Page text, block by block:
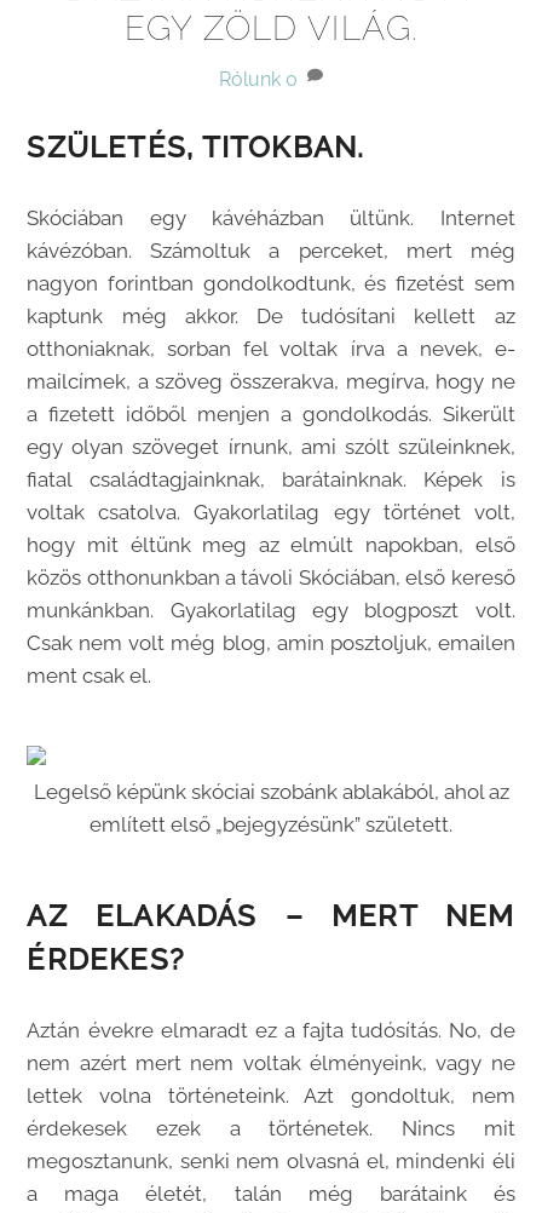
EGY ZÖLD VILÁG.
Rólunk 0
SZÜLETÉS, TITOKBAN.
Skóciában egy kávéházban ültünk. Internet
kávézóban. Számoltuk a perceket, mert még
nagyon forintban gondolkodtunk, és fizetést sem
kaptunk még akkor. De tudósítani kellett az
otthoniaknak, sorban fel voltak írva a nevek, e-
mailcímek, a szöveg összerakva, megírva, hogy ne
a fizetett időből menjen a gondolkodás. Sikerült
egy olyan szöveget írnunk, ami szólt szüleinknek,
fiatal családtagjainknak, barátainknak. Képek is
voltak csatolva. Gyakorlatilag egy történet volt,
hogy mit éltünk meg az elmúlt napokban, első
közös otthonunkban a távoli Skóciában, első kereső
munkánkban. Gyakorlatilag egy blogposzt volt.
Csak nem volt még blog, amin posztoljuk, emailen
ment csak el.
Legelső képünk skóciai szobánk ablakából, ahol az
említett első „bejegyzésünk” született.
AZ ELAKADÁS – MERT NEM
ÉRDEKES?
Aztán évekre elmaradt ez a fajta tudósítás. No, de
nem azért mert nem voltak élményeink, vagy ne
lettek volna történeteink. Azt gondoltuk, nem
érdekesek ezek a történetek. Nincs mit
megosztanunk, senki nem olvasná el, mindenki éli
a maga életét, talán még barátaink és